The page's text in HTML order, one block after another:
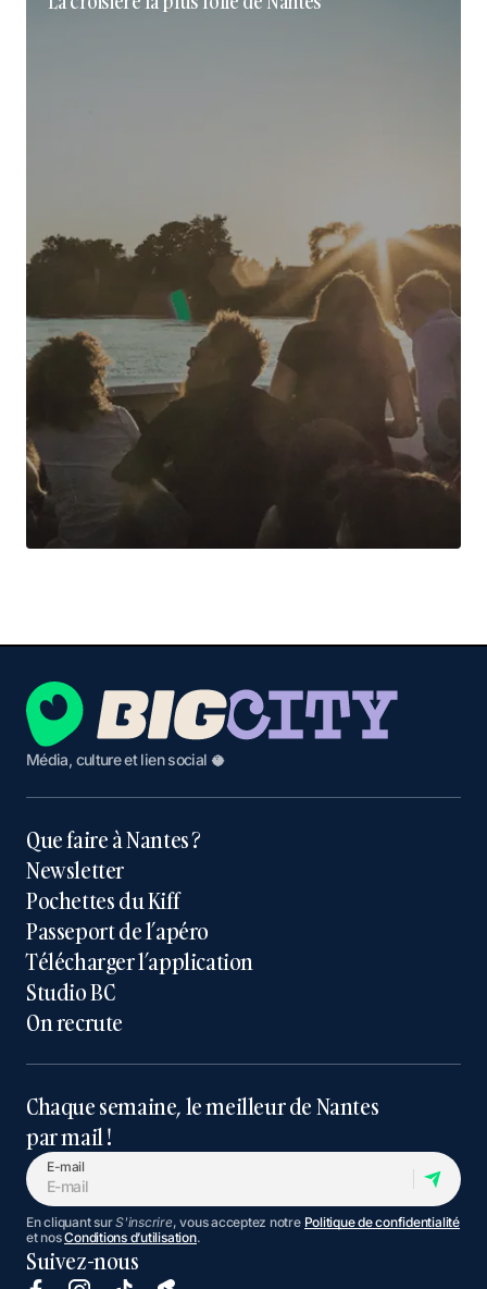
Média, culture et lien social 🥥
Que faire à Nantes ?
Newsletter
Pochettes du Kiff
Passeport de l’apéro
Télécharger l’application
Studio BC
On recrute
Chaque semaine, le meilleur de Nantes
par mail !
E-mail
En cliquant surS'inscrire, vous acceptez notre Politique de confidentialité
et nosConditions d’utilisation.
Suivez-nous